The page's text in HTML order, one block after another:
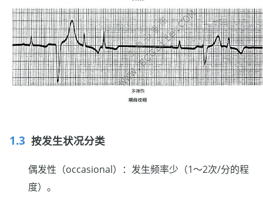
按发生状况分类
偶发性（occasional）：发生频率少（1〜2次/分的程
度）。